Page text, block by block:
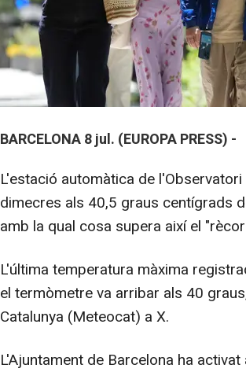
BARCELONA 8 jul. (EUROPA PRESS) -
L'estació automàtica de
dimecres als 40,5 graus centígrads
amb la qual cosa supera així el
L'última temperatura màxima
el termòmetre va arribar als 40
Catalunya (Meteocat) a X.
L'Ajuntament de Barcelona ha